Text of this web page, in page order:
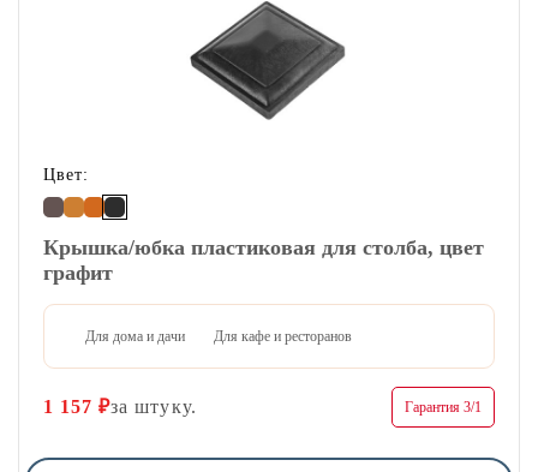
Цвет:
Крышка/юбка пластиковая для столба, цвет
графит
Для дома и дачи Для кафе и ресторанов
1 157 ₽за штуку. Гарантия 3/1